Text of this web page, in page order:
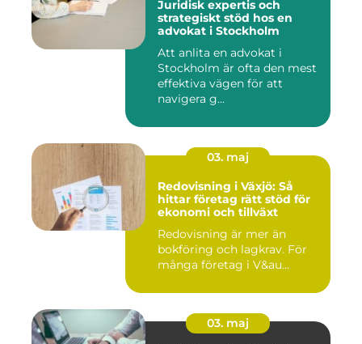
Juridisk expertis och
strategiskt stöd hos en
advokat i Stockholm
Att anlita en advokat i
Stockholm är ofta den mest
effektiva vägen för att
navigera g...
03. maj
Redovisning i Växjö: Så
hittar företag rätt stöd för
ekonomi och tillväxt
Redovisning är mer än
bokföring och lagkrav. För
många företag i V&au...
03. maj